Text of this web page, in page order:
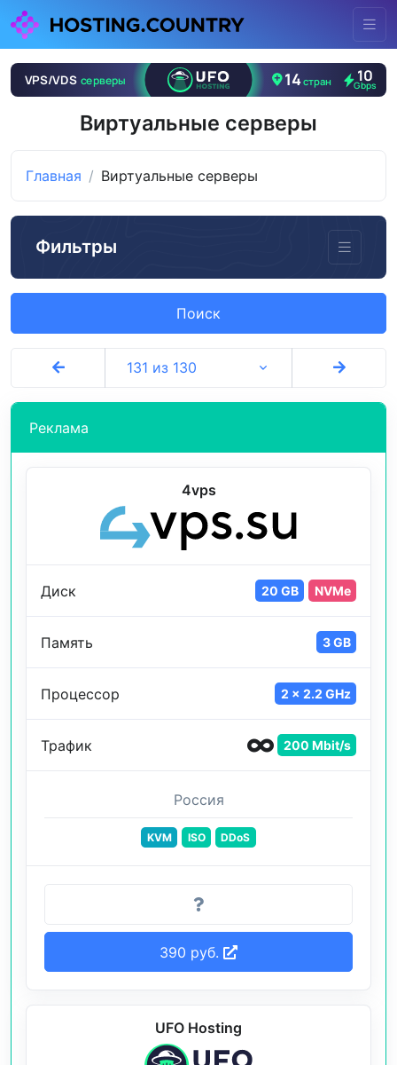
Виртуальные серверы
Главная Виртуальные серверы
Фильтры
Поиск
131 из 130
Реклама
4vps
Диск 20 GB NVMe
Память 3 GB
Процессор 2 x 2.2 GHz
Трафик 200 Mbit/s
Россия
KVM ISO DDoS
390 руб.
UFO Hosting